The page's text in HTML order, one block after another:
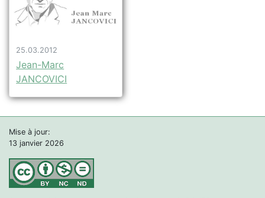
25.03.2012
Jean-Marc
JANCOVICI
Mise à jour:
13 janvier 2026